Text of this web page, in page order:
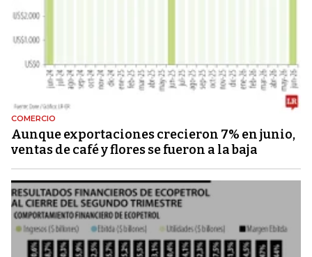
COMERCIO
Aunque exportaciones crecieron 7% en junio,
ventas de café y flores se fueron a la baja